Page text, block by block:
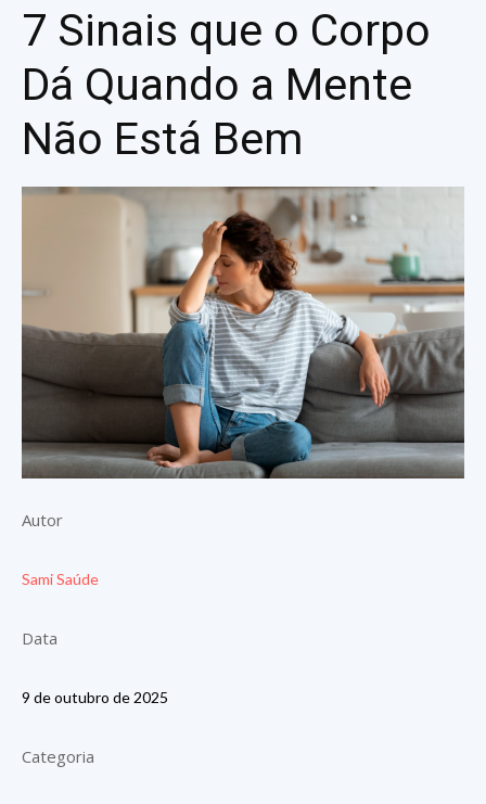
7 Sinais que o Corpo
Dá Quando a Mente
Não Está Bem
Autor
Sami Saúde
Data
9 de outubro de 2025
Categoria